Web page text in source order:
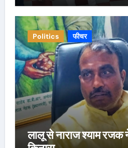
Politics फीचर
लालू से नाराज श्याम रजक